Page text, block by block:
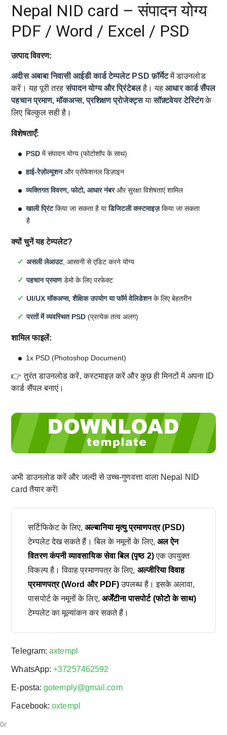
Nepal NID card – संपादन योग्य
PDF / Word / Excel / PSD
उत्पाद विवरण:
अदीस अबाबा निवासी आईडी कार्ड टेम्पलेट PSD फ़ॉर्मेटमें डाउनलोड
करें। यह पूरी तरहसंपादन योग्य और प्रिंटेबलहै। यहआधार कार्ड सैंपल
पहचान प्रमाण, मॉकअप्स, प्रशिक्षण प्रोजेक्ट्सयासॉफ़्टवेयर टेस्टिंगके
लिए बिल्कुल सही है।
विशेषताएँ:
PSD में संपादन योग्य (फोटोशॉप के साथ)
हाई-रेज़ोल्यूशनऔर प्रोफेशनल डिज़ाइन
व्यक्तिगत विवरण, फोटो, आधार नंबरऔर सुरक्षा विशेषताएं शामिल
खाली प्रिंटकिया जा सकता है याडिजिटली कस्टमाइज़किया जा सकता
है
क्यों चुनें यह टेम्पलेट?
असली लेआउट, आसानी से एडिट करने योग्य
पहचान प्रमाणडेमो के लिए परफेक्ट
UI/UX मॉकअप्स, शैक्षिक उपयोग या फॉर्म वेलिडेशनके लिए बेहतरीन
परतों में व्यवस्थित PSD (प्रत्येक तत्व अलग)
शामिल फाइलें:
1x PSD (Photoshop Document)
👉 तुरंत डाउनलोड करें, कस्टमाइज़ करें और कुछ ही मिनटों में अपना ID
कार्ड सैंपल बनाएं।
अभी डाउनलोड करें और जल्दी से उच्च-गुणवत्ता वाला Nepal NID
card तैयार करें!
सर्टिफिकेट के लिए,अल्बानिया मृत्यु प्रमाणपत्र (PSD)
टेम्पलेट देख सकते हैं। बिल के नमूनों के लिए, अल ऐन
वितरण कंपनी व्यावसायिक सेवा बिल (पृष्ठ 2)एक उपयुक्त
विकल्प है। विवाह प्रमाणपत्र के लिए, अल्जीरिया विवाह
प्रमाणपत्र (Word और PDF)उपलब्ध है। इसके अलावा,
पासपोर्ट के नमूनों के लिए, अर्जेंटीना पासपोर्ट (फोटो के साथ)
टेम्पलेट का मूल्यांकन कर सकते हैं।
Telegram:axtempl
WhatsApp:+37257462592
E-posta:gotemply@gmail.com
Facebook:oxtempl
0r